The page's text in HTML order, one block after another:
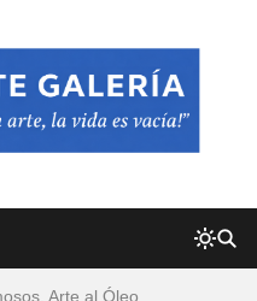
Arte al Óleo